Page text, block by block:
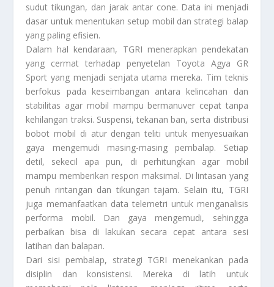
sudut tikungan, dan jarak antar cone. Data ini menjadi
dasar untuk menentukan setup mobil dan strategi balap
yang paling efisien.
Dalam hal kendaraan, TGRI menerapkan pendekatan
yang cermat terhadap penyetelan Toyota Agya GR
Sport yang menjadi senjata utama mereka. Tim teknis
berfokus pada keseimbangan antara kelincahan dan
stabilitas agar mobil mampu bermanuver cepat tanpa
kehilangan traksi. Suspensi, tekanan ban, serta distribusi
bobot mobil di atur dengan teliti untuk menyesuaikan
gaya mengemudi masing-masing pembalap. Setiap
detil, sekecil apa pun, di perhitungkan agar mobil
mampu memberikan respon maksimal. Di lintasan yang
penuh rintangan dan tikungan tajam. Selain itu, TGRI
juga memanfaatkan data telemetri untuk menganalisis
performa mobil. Dan gaya mengemudi, sehingga
perbaikan bisa di lakukan secara cepat antara sesi
latihan dan balapan.
Dari sisi pembalap, strategi TGRI menekankan pada
disiplin dan konsistensi. Mereka di latih untuk